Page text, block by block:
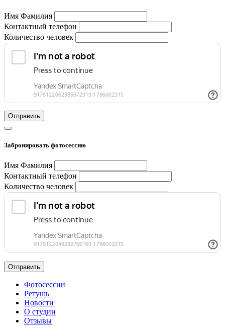
Имя Фамилия
Контактный телефон
Количество человек
Отправить
Забронировать фотосессию
Имя Фамилия
Контактный телефон
Количество человек
Отправить
Фотосессии
Ретушь
Новости
О студии
Отзывы